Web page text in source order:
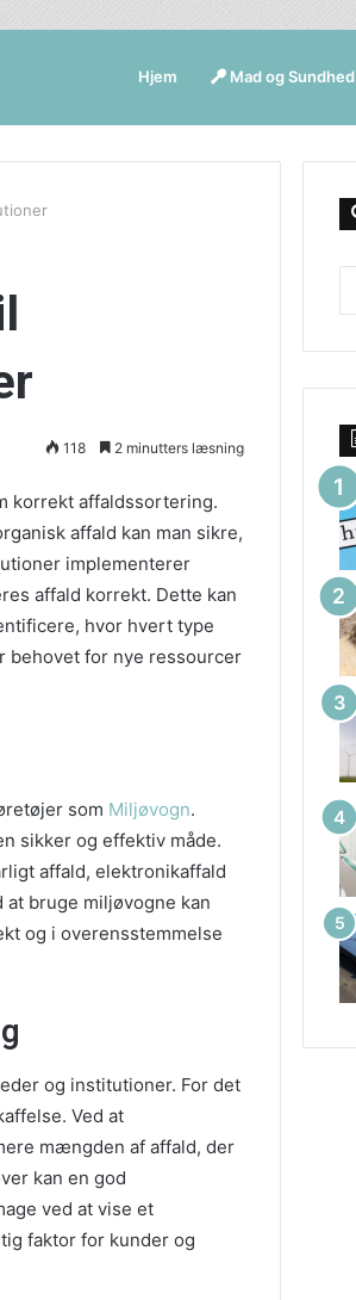
Hjem Mad og Sundhed
118 2 minutters læsning
korrekt affaldssortering.
affald kan man sikre,
implementerer
affald korrekt. Dette kan
hvor hvert type
behovet for nye ressourcer
som Miljøvogn.
sikker og effektiv måde.
affald, elektronikaffald
bruge miljøvogne kan
og i overensstemmelse
og institutioner. For det
Ved at
mængden af affald, der
kan en god
ved at vise et
faktor for kunder og